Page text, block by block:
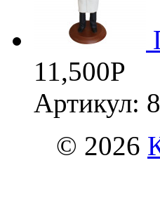
11,500Р
Артикул:
© 2026